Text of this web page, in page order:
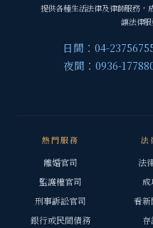
提供各種生活法律及律師服務，
讓法律
日間：04-
夜間：0936-
熱門服務
離婚官司
監護權官司
刑事訴訟官司
銀行或民間債務
法
法
看新